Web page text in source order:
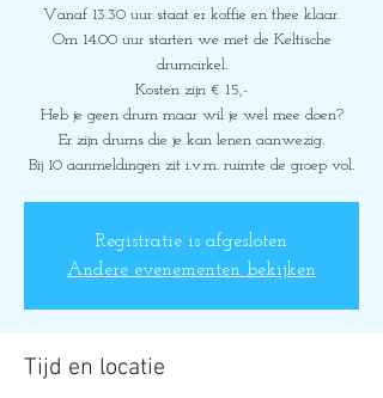
Vanaf 13.30 uur staat er koffie en thee klaar.
Om 14.00 uur starten we met de Keltische
drumcirkel.
Kosten zijn € 15,-
Heb je geen drum maar wil je wel mee doen?
Er zijn drums die je kan lenen aanwezig.
Bij 10 aanmeldingen zit i.v.m. ruimte de groep vol.
Registratie is afgesloten
Andere evenementen bekijken
Tijd en locatie